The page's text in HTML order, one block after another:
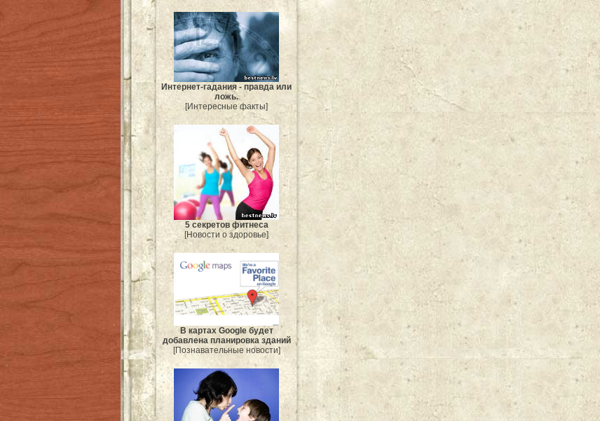
Интернет-гадания - правда или
ложь.
[Интересные факты]
5 секретов фитнеса
[Новости о здоровье]
В картах Google будет
добавлена планировка зданий
[Познавательные новости]